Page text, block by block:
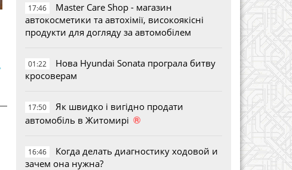
17:46
Master Care Shop - магазин
автокосметики та автохімії, високоякісні
продукти для догляду за автомобілем
01:22
Нова Hyundai Sonata програла битву
кросоверам
17:50
Як швидко і вигідно продати
автомобіль в Житомирі ®
16:46
Когда делать диагностику ходовой и
зачем она нужна?